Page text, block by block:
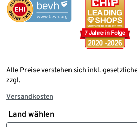
Alle Preise verstehen sich inkl.
zzgl.
Versandkosten
Land wählen